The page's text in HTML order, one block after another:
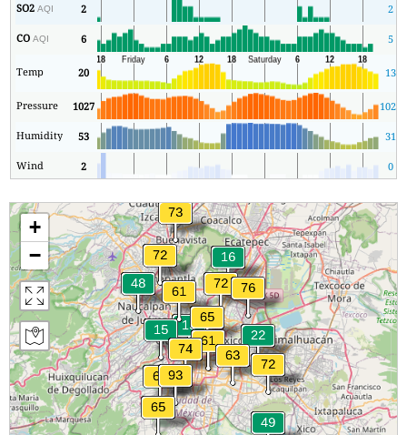
SO2AQI 2 2
COAQI 6 5
Temp 20 13
Pressure 1027 1024
Humidity 53 31
Wind 2 0
+
−